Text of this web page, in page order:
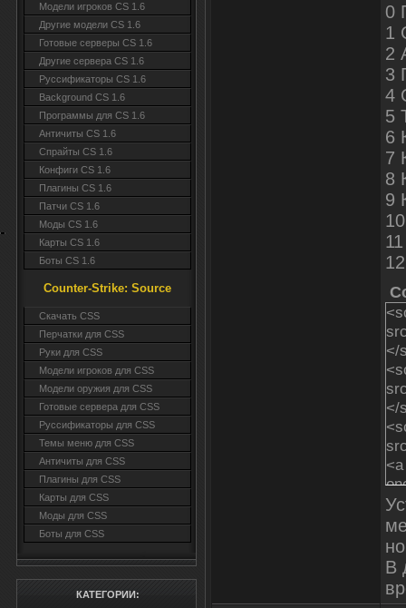
Модели игроков CS 1.6
Другие модели CS 1.6
Готовые серверы CS 1.6
Другие сервера CS 1.6
Руссификаторы CS 1.6
Background CS 1.6
Программы для CS 1.6
Античиты CS 1.6
Спрайты CS 1.6
Конфиги CS 1.6
Плагины CS 1.6
Патчи CS 1.6
Моды CS 1.6
Карты CS 1.6
Боты CS 1.6
Counter-Strike: Source
Cкачать CSS
Перчатки для CSS
Руки для CSS
Модели игроков для CSS
Модели оружия для CSS
Готовые сервера для CSS
Руссификаторы для CSS
Темы меню для CSS
Античиты для CSS
Плагины для CSS
Карты для CSS
Моды для CSS
Боты для CSS
КАТЕГОРИИ:
0
1
2
3
4
5
6
7
8
9
В